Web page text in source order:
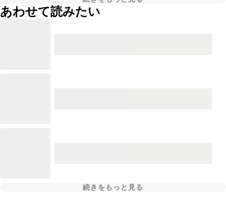
あわせて読みたい
続きをもっと見る